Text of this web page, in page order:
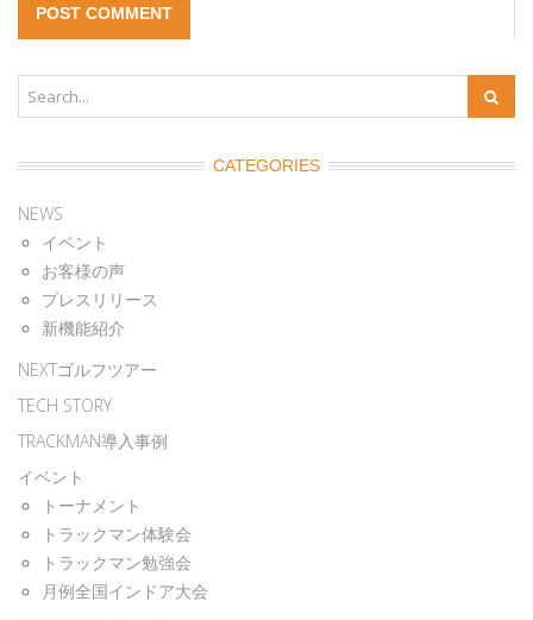
CATEGORIES
NEWS
イベント
お客様の声
プレスリリース
新機能紹介
NEXTゴルフツアー
TECH STORY
TRACKMAN導入事例
イベント
トーナメント
トラックマン体験会
トラックマン勉強会
月例全国インドア大会